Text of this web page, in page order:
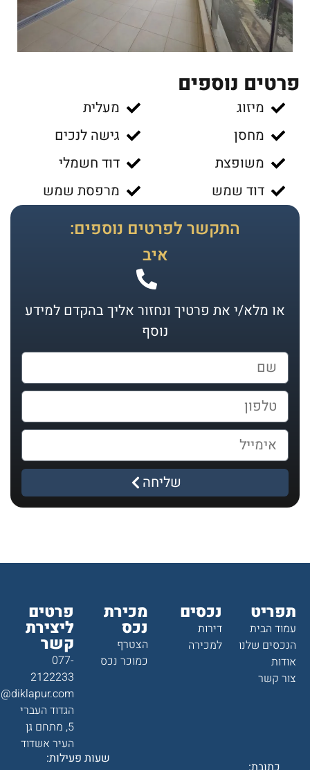
פרטים נוספים
מיזוג
מעלית
מחסן
גישה לנכים
משופצת
דוד חשמלי
דוד שמש
מרפסת שמש
התקשר לפרטים נוספים:
איב
או מלא/י את פרטיך ונחזור אליך בהקדם למידע
נוסף
שליחה
תפריט
עמוד הבית
הנכסים שלנו
אודות
צור קשר
נכסים
דירות
למכירה
מכירת
נכס
הצטרף
כמוכר נכס
פרטים
ליצירת
קשר
077-
2122233
הגדוד העברי
5, מתחם גן
העיר אשדוד
שעות פעילות: